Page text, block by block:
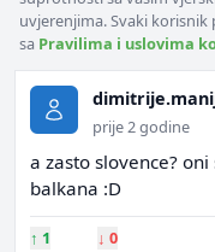
uvjerenjima. Svaki
sa Pravilima i uslovima
prije 2 godine
a zasto slovence?
balkana :D
↑ 1 ↓ 0